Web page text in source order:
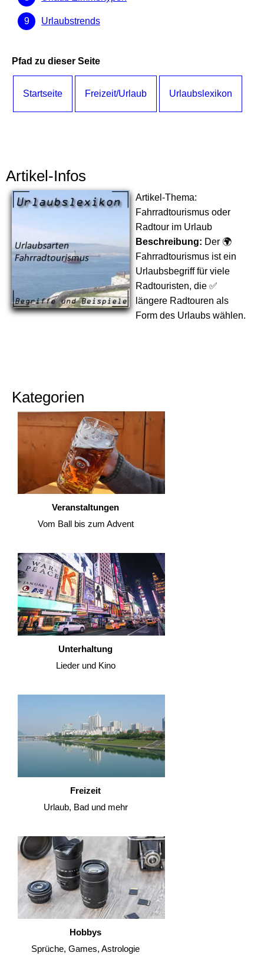
Urlaubstrends
Pfad zu dieser Seite
Startseite Freizeit/Urlaub Urlaubslexikon
Artikel-Infos
Artikel-Thema:
Fahrradtourismus oder
Radtour im Urlaub
Beschreibung: Der 🌍
Fahrradtourismus ist ein
Urlaubsbegriff für viele
Radtouristen, die ✅
längere Radtouren als
Form des Urlaubs wählen.
Kategorien
Veranstaltungen
Vom Ball bis zum Advent
Unterhaltung
Lieder und Kino
Freizeit
Urlaub, Bad und mehr
Hobbys
Sprüche, Games, Astrologie